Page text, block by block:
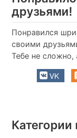
друзьями!
Понравился
своими
Тебе не сложно,
VK